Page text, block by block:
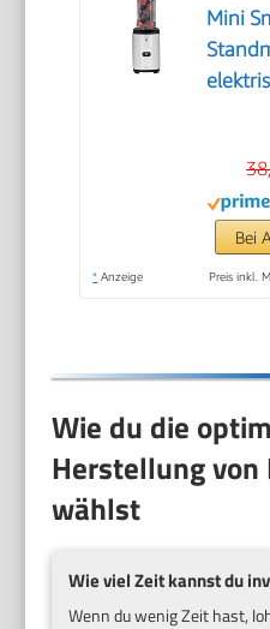
Mini
600ml,
Bei
* Anzeige Preis inkl.
Wie du die
Herstellung
wählst
Wie viel Zeit kannst du
Wenn du wenig Zeit hast,